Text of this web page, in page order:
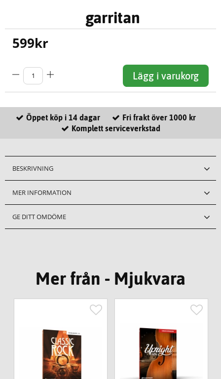
garritan
599kr
Lägg i varukorg
Öppet köp i 14 dagar
Fri frakt över 1000 kr
Komplett serviceverkstad
BESKRIVNING
MER INFORMATION
GE DITT OMDÖME
Mer från - Mjukvara